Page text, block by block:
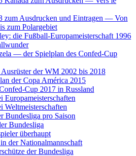
zum Ausdrucken und Eintragen — Von
zum Polargebiet
die Fußball-Europameisterschaft 1996
— der Spielplan des Confed-Cup
der WM 2002 bis 2018
der Copa América 2015
Cup 2017 in Russland
Europameisterschaften
Weltmeisterschaften
Bundesliga pro Saison
Bundesliga
überhaupt
der Nationalmannschaft
der Bundesliga